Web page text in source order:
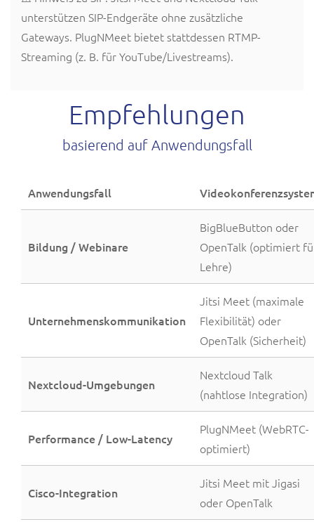
unterstützen SIP-Endgeräte ohne zusätzliche
Gateways. PlugNMeet bietet stattdessen RTMP-
Streaming (z. B. für YouTube/Livestreams).
Empfehlungen
basierend auf Anwendungsfall
Anwendungsfall
Bildung / Webinare
BigBlueButton oder
OpenTalk (optimiert
Lehre)
Unternehmenskommunikation
Jitsi Meet (maximale
Flexibilität) oder
OpenTalk (Sicherheit)
Nextcloud-Umgebungen
Nextcloud Talk
(nahtlose Integration)
Performance / Low-Latency
PlugNMeet (WebRTC-
optimiert)
Cisco-Integration
Jitsi Meet mit Jigasi
oder OpenTalk